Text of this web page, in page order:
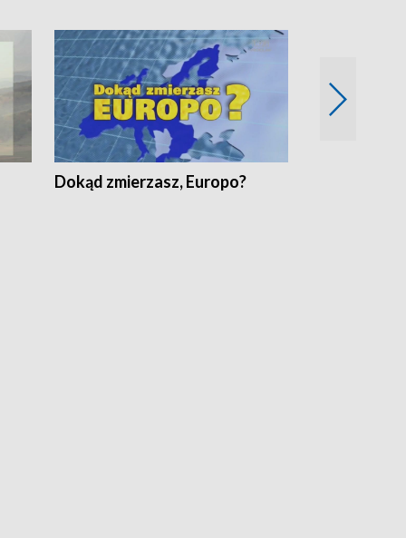
Dokąd zmierzasz, Europo?